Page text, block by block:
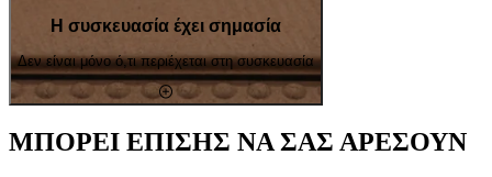
Η συσκευασία έχει σημασία
Δεν είναι μόνο ό,τι περιέχεται στη συσκευασία
ΜΠΟΡΕΙ ΕΠΙΣΗΣ ΝΑ ΣΑΣ ΑΡΕΣΟΥΝ